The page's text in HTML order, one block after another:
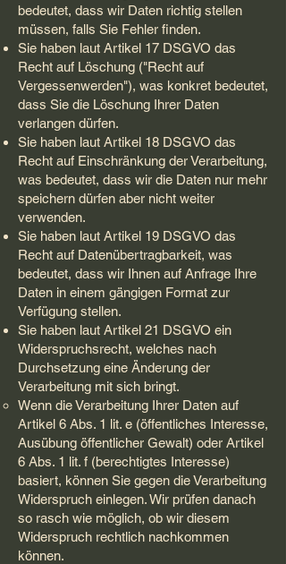
bedeutet, dass wir Daten richtig stellen
müssen, falls Sie Fehler finden.
Sie haben laut Artikel 17 DSGVO das
Recht auf Löschung ("Recht auf
Vergessenwerden"), was konkret bedeutet,
dass Sie die Löschung Ihrer Daten
verlangen dürfen.
Sie haben laut Artikel 18 DSGVO das
Recht auf Einschränkung der Verarbeitung,
was bedeutet, dass wir die Daten nur mehr
speichern dürfen aber nicht weiter
verwenden.
Sie haben laut Artikel 19 DSGVO das
Recht auf Datenübertragbarkeit, was
bedeutet, dass wir Ihnen auf Anfrage Ihre
Daten in einem gängigen Format zur
Verfügung stellen.
Sie haben laut Artikel 21 DSGVO ein
Widerspruchsrecht, welches nach
Durchsetzung eine Änderung der
Verarbeitung mit sich bringt.
Wenn die Verarbeitung Ihrer Daten auf
Artikel 6 Abs. 1 lit. e (öffentliches Interesse,
Ausübung öffentlicher Gewalt) oder Artikel
6 Abs. 1 lit. f (berechtigtes Interesse)
basiert, können Sie gegen die Verarbeitung
Widerspruch einlegen. Wir prüfen danach
so rasch wie möglich, ob wir diesem
Widerspruch rechtlich nachkommen
können.